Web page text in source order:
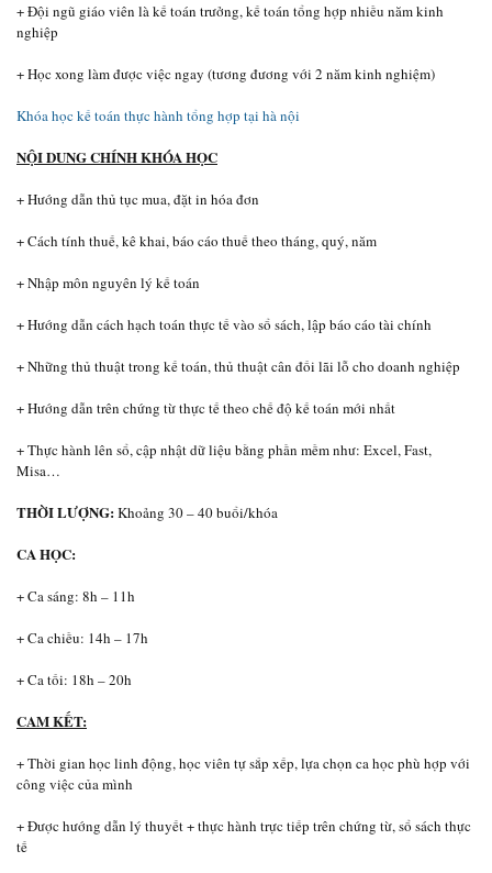
+ Đội ngũ giáo viên là kế toán trưởng, kế toán tổng hợp nhiều năm kinh
nghiệp
+ Học xong làm được việc ngay (tương đương với 2 năm kinh nghiệm)
Khóa học kế toán thực hành tổng hợp tại hà nội
NỘI DUNG CHÍNH KHÓA HỌC
+ Hướng dẫn thủ tục mua, đặt in hóa đơn
+ Cách tính thuế, kê khai, báo cáo thuế theo tháng, quý, năm
+ Nhập môn nguyên lý kế toán
+ Hướng dẫn cách hạch toán thực tế vào sổ sách, lập báo cáo tài chính
+ Những thủ thuật trong kế toán, thủ thuật cân đối lãi lỗ cho doanh nghiệp
+ Hướng dẫn trên chứng từ thực tế theo chế độ kế toán mới nhất
+ Thực hành lên sổ, cập nhật dữ liệu bằng phần mềm như: Excel, Fast,
Misa…
THỜI LƯỢNG: Khoảng 30 – 40 buổi/khóa
CA HỌC:
+ Ca sáng: 8h – 11h
+ Ca chiều: 14h – 17h
+ Ca tối: 18h – 20h
CAM KẾT:
+ Thời gian học linh động, học viên tự sắp xếp, lựa chọn ca học phù hợp với
công việc của mình
+ Được hướng dẫn lý thuyết + thực hành trực tiếp trên chứng từ, sổ sách thực
tế